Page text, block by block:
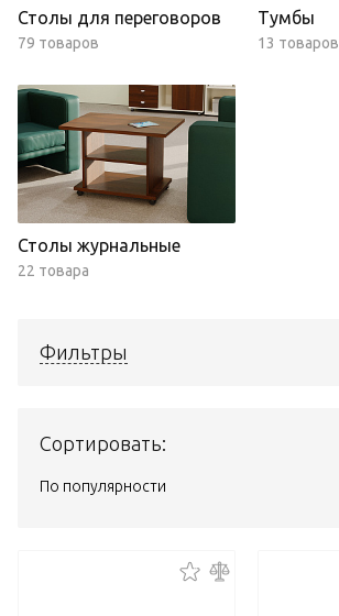
Столы для переговоров
79 товаров
Тумбы
13 товаров
Столы журнальные
22 товара
Фильтры
Сортировать:
По популярности